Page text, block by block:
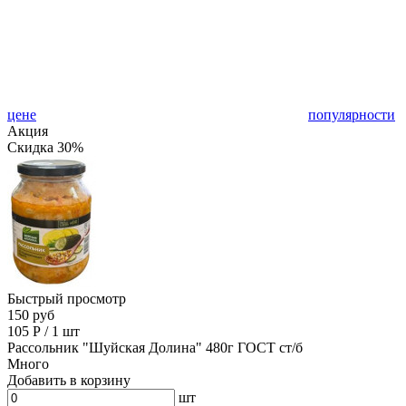
цене
популярности
Акция
Скидка 30%
Быстрый просмотр
150 руб
105 Р / 1 шт
Рассольник "Шуйская Долина" 480г ГОСТ ст/б
Много
Добавить в корзину
шт